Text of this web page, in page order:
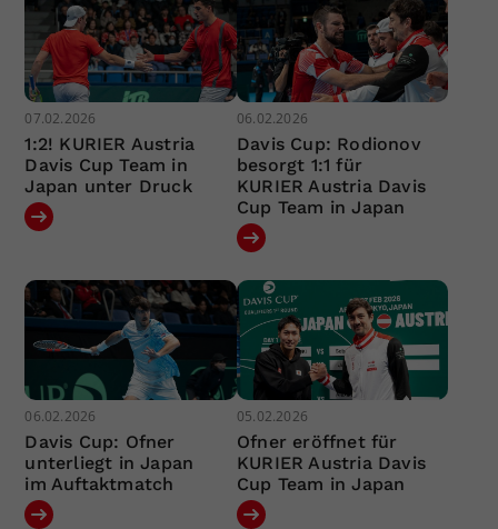
07.02.2026
1:2! KURIER Austria
Davis Cup Team in
Japan unter Druck
06.02.2026
Davis Cup: Rodionov
besorgt 1:1 für
KURIER Austria Davis
Cup Team in Japan
06.02.2026
Davis Cup: Ofner
unterliegt in Japan
im Auftaktmatch
05.02.2026
Ofner eröffnet für
KURIER Austria Davis
Cup Team in Japan